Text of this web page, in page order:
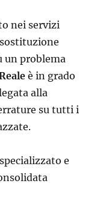
nei servizi
un problema
è in grado
alla
su tutti i
e